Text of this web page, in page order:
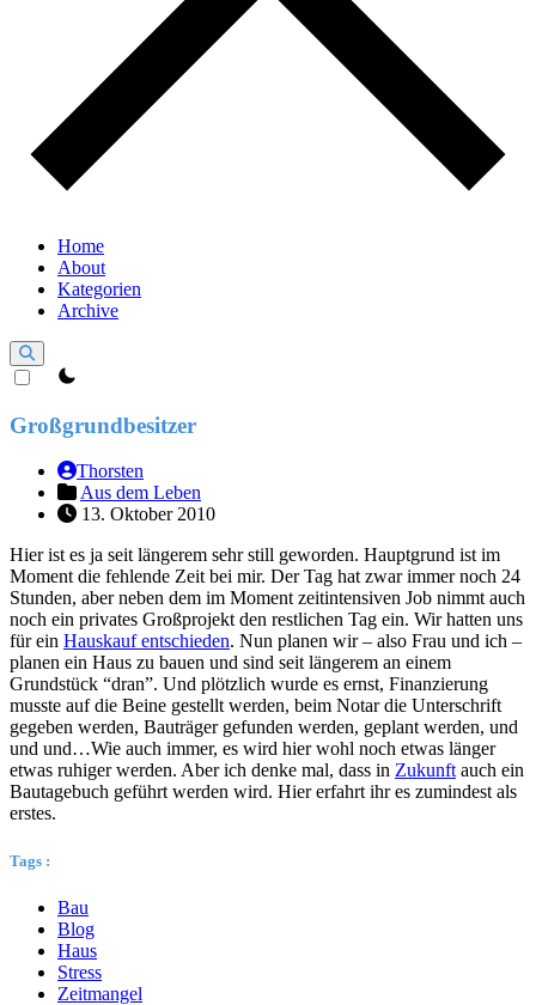
Home
About
Kategorien
Archive
theme switcher
Großgrundbesitzer
Thorsten
Aus dem Leben
13. Oktober 2010
Hier ist es ja seit längerem sehr still geworden. Hauptgrund ist im
Moment die fehlende Zeit bei mir. Der Tag hat zwar immer noch 24
Stunden, aber neben dem im Moment zeitintensiven Job nimmt auch
noch ein privates Großprojekt den restlichen Tag ein. Wir hatten uns
für ein Hauskauf entschieden. Nun planen wir – also Frau und ich –
planen ein Haus zu bauen und sind seit längerem an einem
Grundstück “dran”. Und plötzlich wurde es ernst, Finanzierung
musste auf die Beine gestellt werden, beim Notar die Unterschrift
gegeben werden, Bauträger gefunden werden, geplant werden, und
und und…Wie auch immer, es wird hier wohl noch etwas länger
etwas ruhiger werden. Aber ich denke mal, dass in Zukunftauch ein
Bautagebuch geführt werden wird. Hier erfahrt ihr es zumindest als
erstes.
Tags :
Bau
Blog
Haus
Stress
Zeitmangel